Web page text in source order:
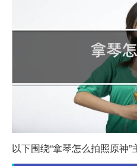
以下围绕“拿琴怎么拍照原神